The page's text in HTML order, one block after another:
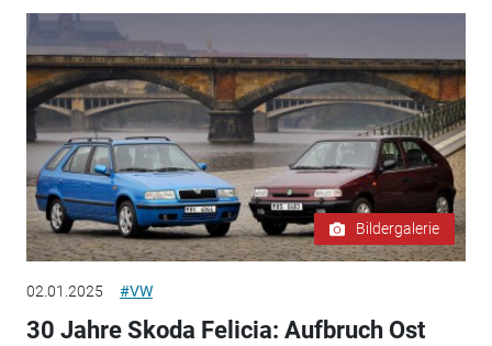
Bildergalerie
02.01.2025 #VW
30 Jahre Skoda Felicia: Aufbruch Ost